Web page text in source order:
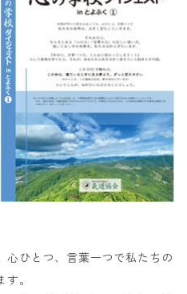
心ひとつ、言葉一つで私たちの
。